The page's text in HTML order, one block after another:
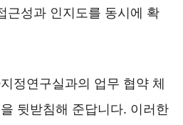
근성과 인지도를 동시에 확
정연구실과의 업무 협약 체
뒷받침해 준답니다. 이러한